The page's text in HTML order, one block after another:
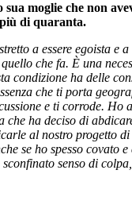
sua moglie che non
di quaranta.
a essere egoista e
che fa. È una
condizione ha delle
che ti porta
e ti corrode. Ho
che ha deciso di
al nostro progetto
se ho spesso covato
senso di